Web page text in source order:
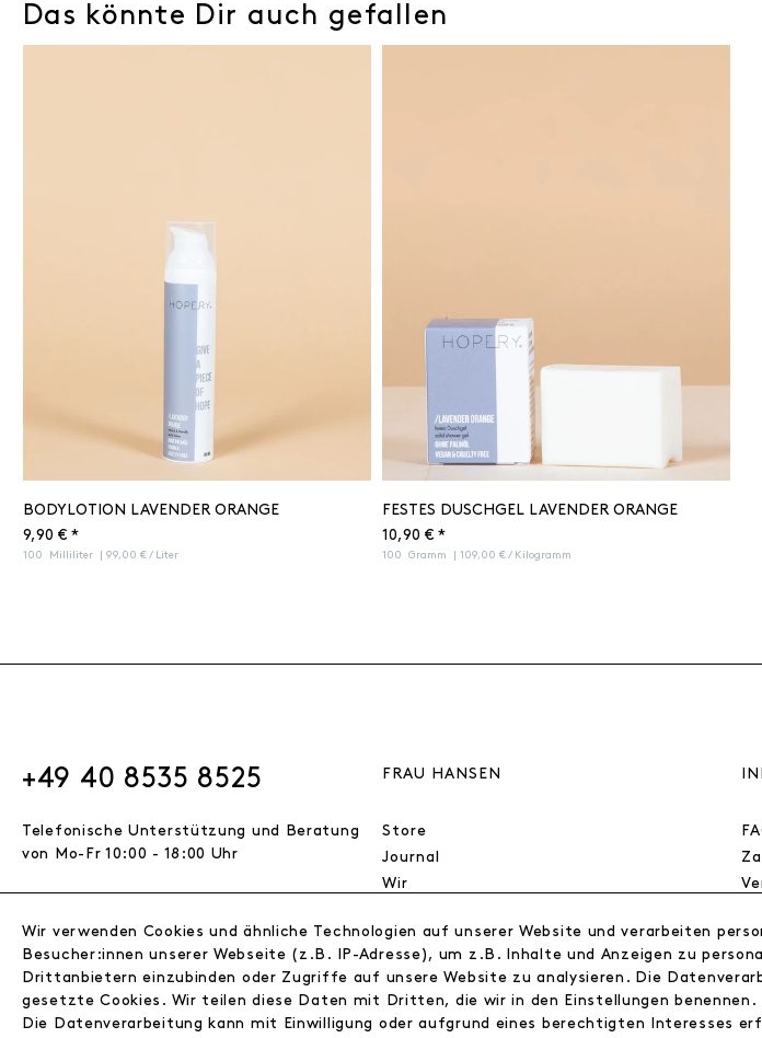
Das könnte Dir auch gefallen
BODYLOTION LAVENDER ORANGE
9,90 € *
100 Milliliter | 99,00 € / Liter
FESTES DUSCHGEL LAVENDER ORANGE
10,90 € *
100 Gramm | 109,00 € / Kilogramm
+49 40 8535 8525
Telefonische Unterstützung und Beratung
von Mo-Fr 10:00 - 18:00 Uhr
VERTRAG WIDERRUFEN
© 2026 FRAU HANSEN GmbH
FRAU HANSEN
Store
Journal
Wir
Wholesale
Instagram
Wir verwenden Cookies und ähnliche Technologien auf unserer Website und verarbeiten
Besucher:innen unserer Webseite (z.B. IP-Adresse), um z.B. Inhalte und Anzeigen zu
Drittanbietern einzubinden oder Zugriffe auf unsere Website zu analysieren. Die
gesetzte Cookies. Wir teilen diese Daten mit Dritten, die wir in den Einstellungen benennen.
Die Datenverarbeitung kann mit Einwilligung oder aufgrund eines berechtigten Interesses